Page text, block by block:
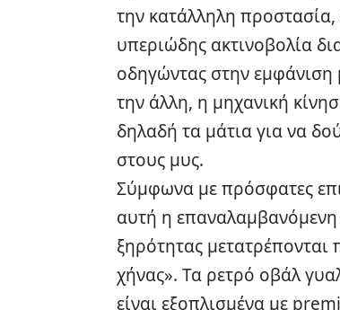
την κατάλληλη
υπεριώδης ακτινοβολία
οδηγώντας στην
την άλλη, η μηχανική
δηλαδή τα μάτια για να
στους μυς.
Σύμφωνα με πρόσφατες
αυτή η επαναλαμβανόμενη
ξηρότητας
χήνας». Τα ρετρό οβάλ
είναι εξοπλισμένα με